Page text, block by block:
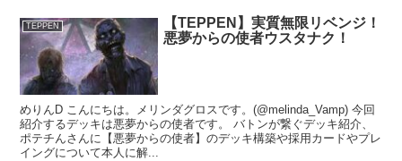
TEPPEN
【TEPPEN】実質無限リベンジ！
悪夢からの使者ウスタナク！
めりんD こんにちは。メリンダグロスです。(@melinda_Vamp) 今回
紹介するデッキは悪夢からの使者です。 バトンが繋ぐデッキ紹介、
ポテチんさんに【悪夢からの使者】のデッキ構築や採用カードやプレ
イングについて本人に解...